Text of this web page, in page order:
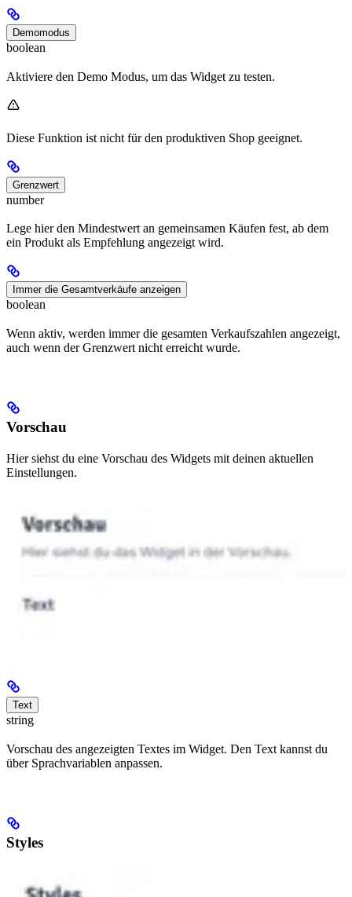
Demomodus
boolean
Aktiviere den Demo Modus, um das Widget zu testen.
Diese Funktion ist nicht für den produktiven Shop geeignet.
Grenzwert
number
Lege hier den Mindestwert an gemeinsamen Käufen fest, ab dem
ein Produkt als Empfehlung angezeigt wird.
Immer die Gesamtverkäufe anzeigen
boolean
Wenn aktiv, werden immer die gesamten Verkaufszahlen angezeigt,
auch wenn der Grenzwert nicht erreicht wurde.
Vorschau
Hier siehst du eine Vorschau des Widgets mit deinen aktuellen
Einstellungen.
Text
string
Vorschau des angezeigten Textes im Widget. Den Text kannst du
über Sprachvariablen anpassen.
Styles